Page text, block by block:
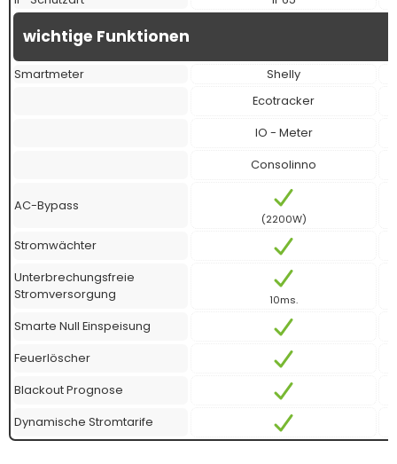
wichtige Funktionen
Smartmeter
Shelly
Ecotracker
IO - Meter
Consolinno
AC-Bypass
(2200W)
Stromwächter
Unterbrechungsfreie
Stromversorgung
10ms.
Smarte Null Einspeisung
Feuerlöscher
Blackout Prognose
Dynamische Stromtarife